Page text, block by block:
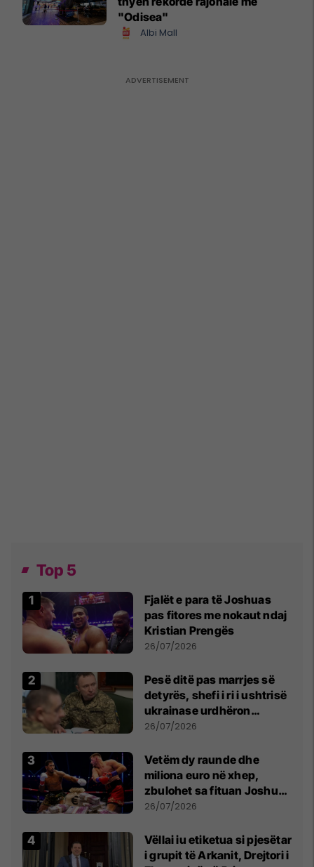
"Odisea"
Albi Mall
Top 5
Fjalët e para të Joshuas
pas fitores me nokaut ndaj
Kristian Prengës
26/07/2026
Pesë ditë pas marrjes së
detyrës, shefi i ri i ushtrisë
ukrainase urdhëron
kontroll të madh
26/07/2026
Vetëm dy raunde dhe
miliona euro në xhep,
zbulohet sa fituan Joshua
e Prenga
26/07/2026
Vëllai iu etiketua si pjesëtar
i grupit të Arkanit, Drejtori i